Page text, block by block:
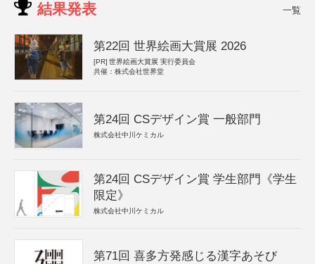
結果発表 一覧
第22回 世界絵画大賞展 2026
[PR] 世界絵画大賞展 実行委員会
共催：株式会社世界堂
第24回 CSデザイン賞 一般部門
株式会社中川ケミカル
第24回 CSデザイン賞 学生部門《学生
限定》
株式会社中川ケミカル
第71回 喜多方発感じる漢字あそび